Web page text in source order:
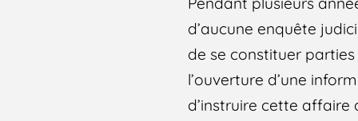
d’aucune enquête
de se constituer
l’ouverture d’une
d’instruire cette affaire